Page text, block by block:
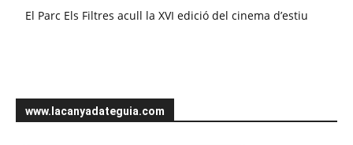
El Parc Els Filtres acull la XVI edició del cinema d’estiu
www.lacanyadateguia.com